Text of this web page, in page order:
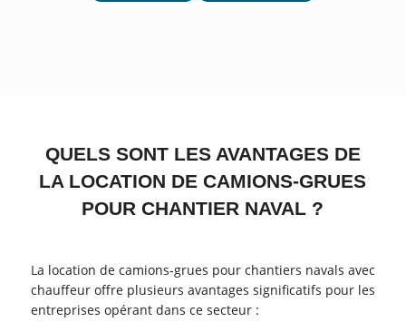
QUELS SONT LES AVANTAGES DE
LA LOCATION DE CAMIONS-GRUES
POUR CHANTIER NAVAL ?
La location de camions-grues pour chantiers navals avec
chauffeur offre plusieurs avantages significatifs pour les
entreprises opérant dans ce secteur :